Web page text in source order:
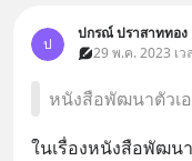
ป
ปกรณ์ ปราสาททอง
29 พ.ค. 2023 เ
หนังสือพัฒนาตัวเ
ในเรื่องหนังสือพัฒน